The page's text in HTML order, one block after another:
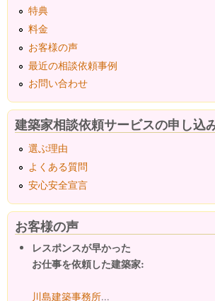
特典
料金
お客様の声
最近の相談依頼事例
お問い合わせ
建築家相談依頼サービスの申し込
選ぶ理由
よくある質問
安心安全宣言
お客様の声
レスポンスが早かった
お仕事を依頼した建築家:
川島建築事務所...